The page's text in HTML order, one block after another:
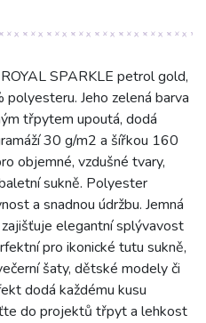
SPARKLE petrol gold,
Jeho zelená barva
třpytem upoutá, dodá
30 g/m2 a šířkou 160
objemné, vzdušné tvary,
sukně. Polyester
a snadnou údržbu. Jemná
elegantní splývavost
pro ikonické tutu sukně,
šaty, dětské modely či
dodá každému kusu
do projektů třpyt a lehkost